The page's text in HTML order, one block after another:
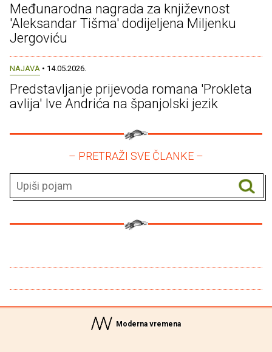
Međunarodna nagrada za književnost
'Aleksandar Tišma' dodijeljena Miljenku
Jergoviću
NAJAVA • 14.05.2026.
Predstavljanje prijevoda romana 'Prokleta
avlija' Ive Andrića na španjolski jezik
– PRETRAŽI SVE ČLANKE –
Moderna vremena